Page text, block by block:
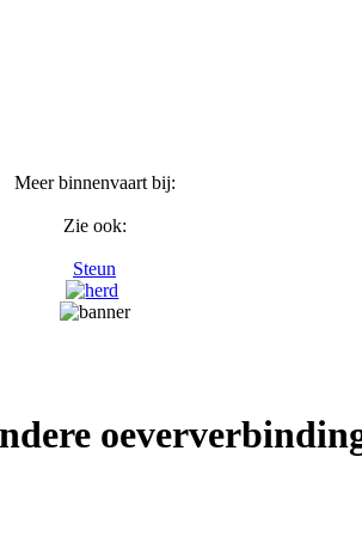
Meer binnenvaart bij:
Zie ook:
Steun